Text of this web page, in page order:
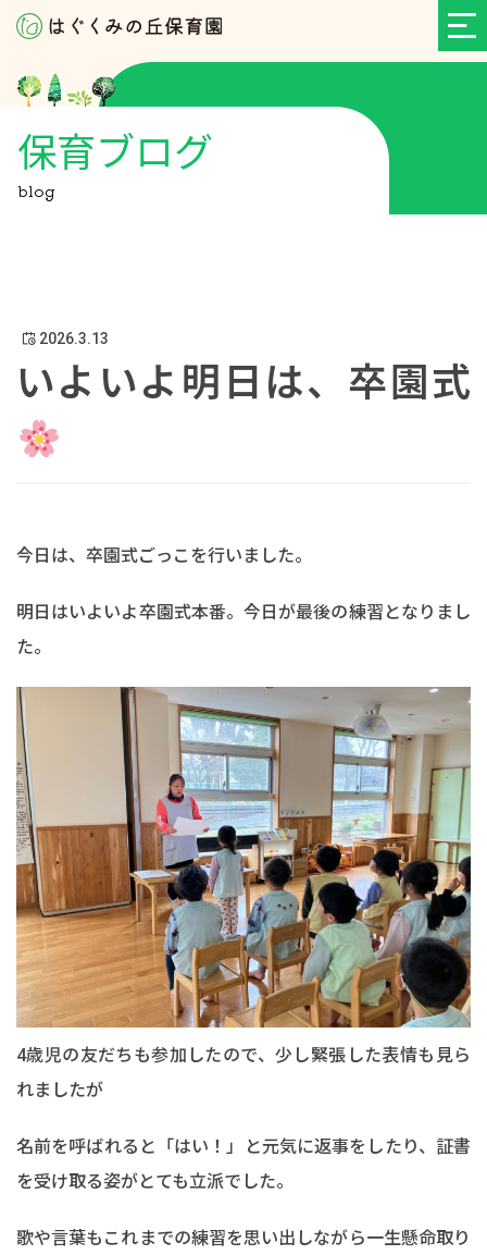
保育ブログ
blog
2026.3.13
いよいよ明日は、卒園式
今日は、卒園式ごっこを行いました。
明日はいよいよ卒園式本番。今日が最後の練習となりまし
た。
4歳児の友だちも参加したので、少し緊張した表情も見ら
れましたが
名前を呼ばれると「はい！」と元気に返事をしたり、証書
を受け取る姿がとても立派でした。
歌や言葉もこれまでの練習を思い出しながら一生懸命取り